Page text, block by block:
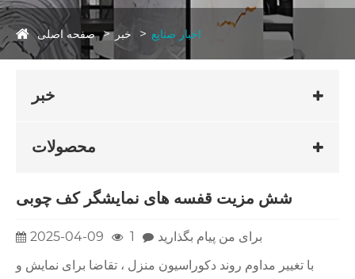
صفحه اصلی خبر اخبار صنایع
خبر
محصولات
شش مزیت قفسه های نمایشگر کف چوبی
2025-04-09 1
برای من پیام بگذارید
با تغییر مداوم روند دکوراسیون منزل ، تقاضا برای نمایش و